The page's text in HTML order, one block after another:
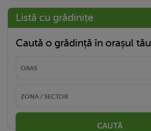
Listă cu grădinițe
Caută o grădință în orașul tău
CAUTĂ